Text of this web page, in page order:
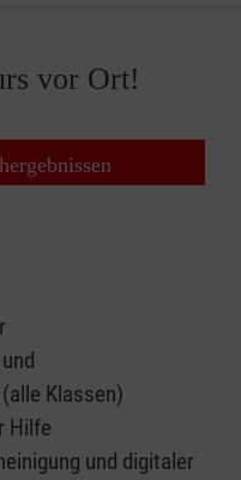
vor Ort!
Klassen)
Hilfe
und digitaler